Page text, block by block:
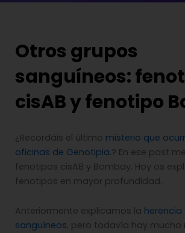
Otros grupos
sanguíneos:
cisAB y fenotipo
¿Recordáis el último misterio que
oficinas de Genotipia.? En ese post
fenotipos cisAB y Bombay. Hoy os
fenotipos en mayor profundidad.
Anteriormente explicamos la
sanguíneos, pero todavía hay mucho